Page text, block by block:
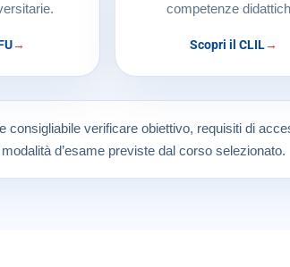
competenze
Scopri il CLIL
consigliabile verificare obiettivo, requisiti di
d’esame previste dal corso selezionato.